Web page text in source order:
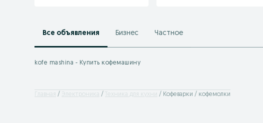
Все объявления Бизнес Частное
kofe mashina - Купить кофемашину
Главная Электроника Техника для кухни Кофеварки / кофемолки